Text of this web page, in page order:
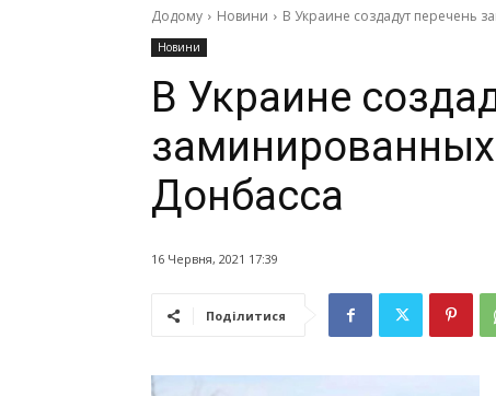
Додому Новини В Украине создадут перечень
Новини
В Украине
Донбасса
16 Червня, 2021 17:39
Поділитися